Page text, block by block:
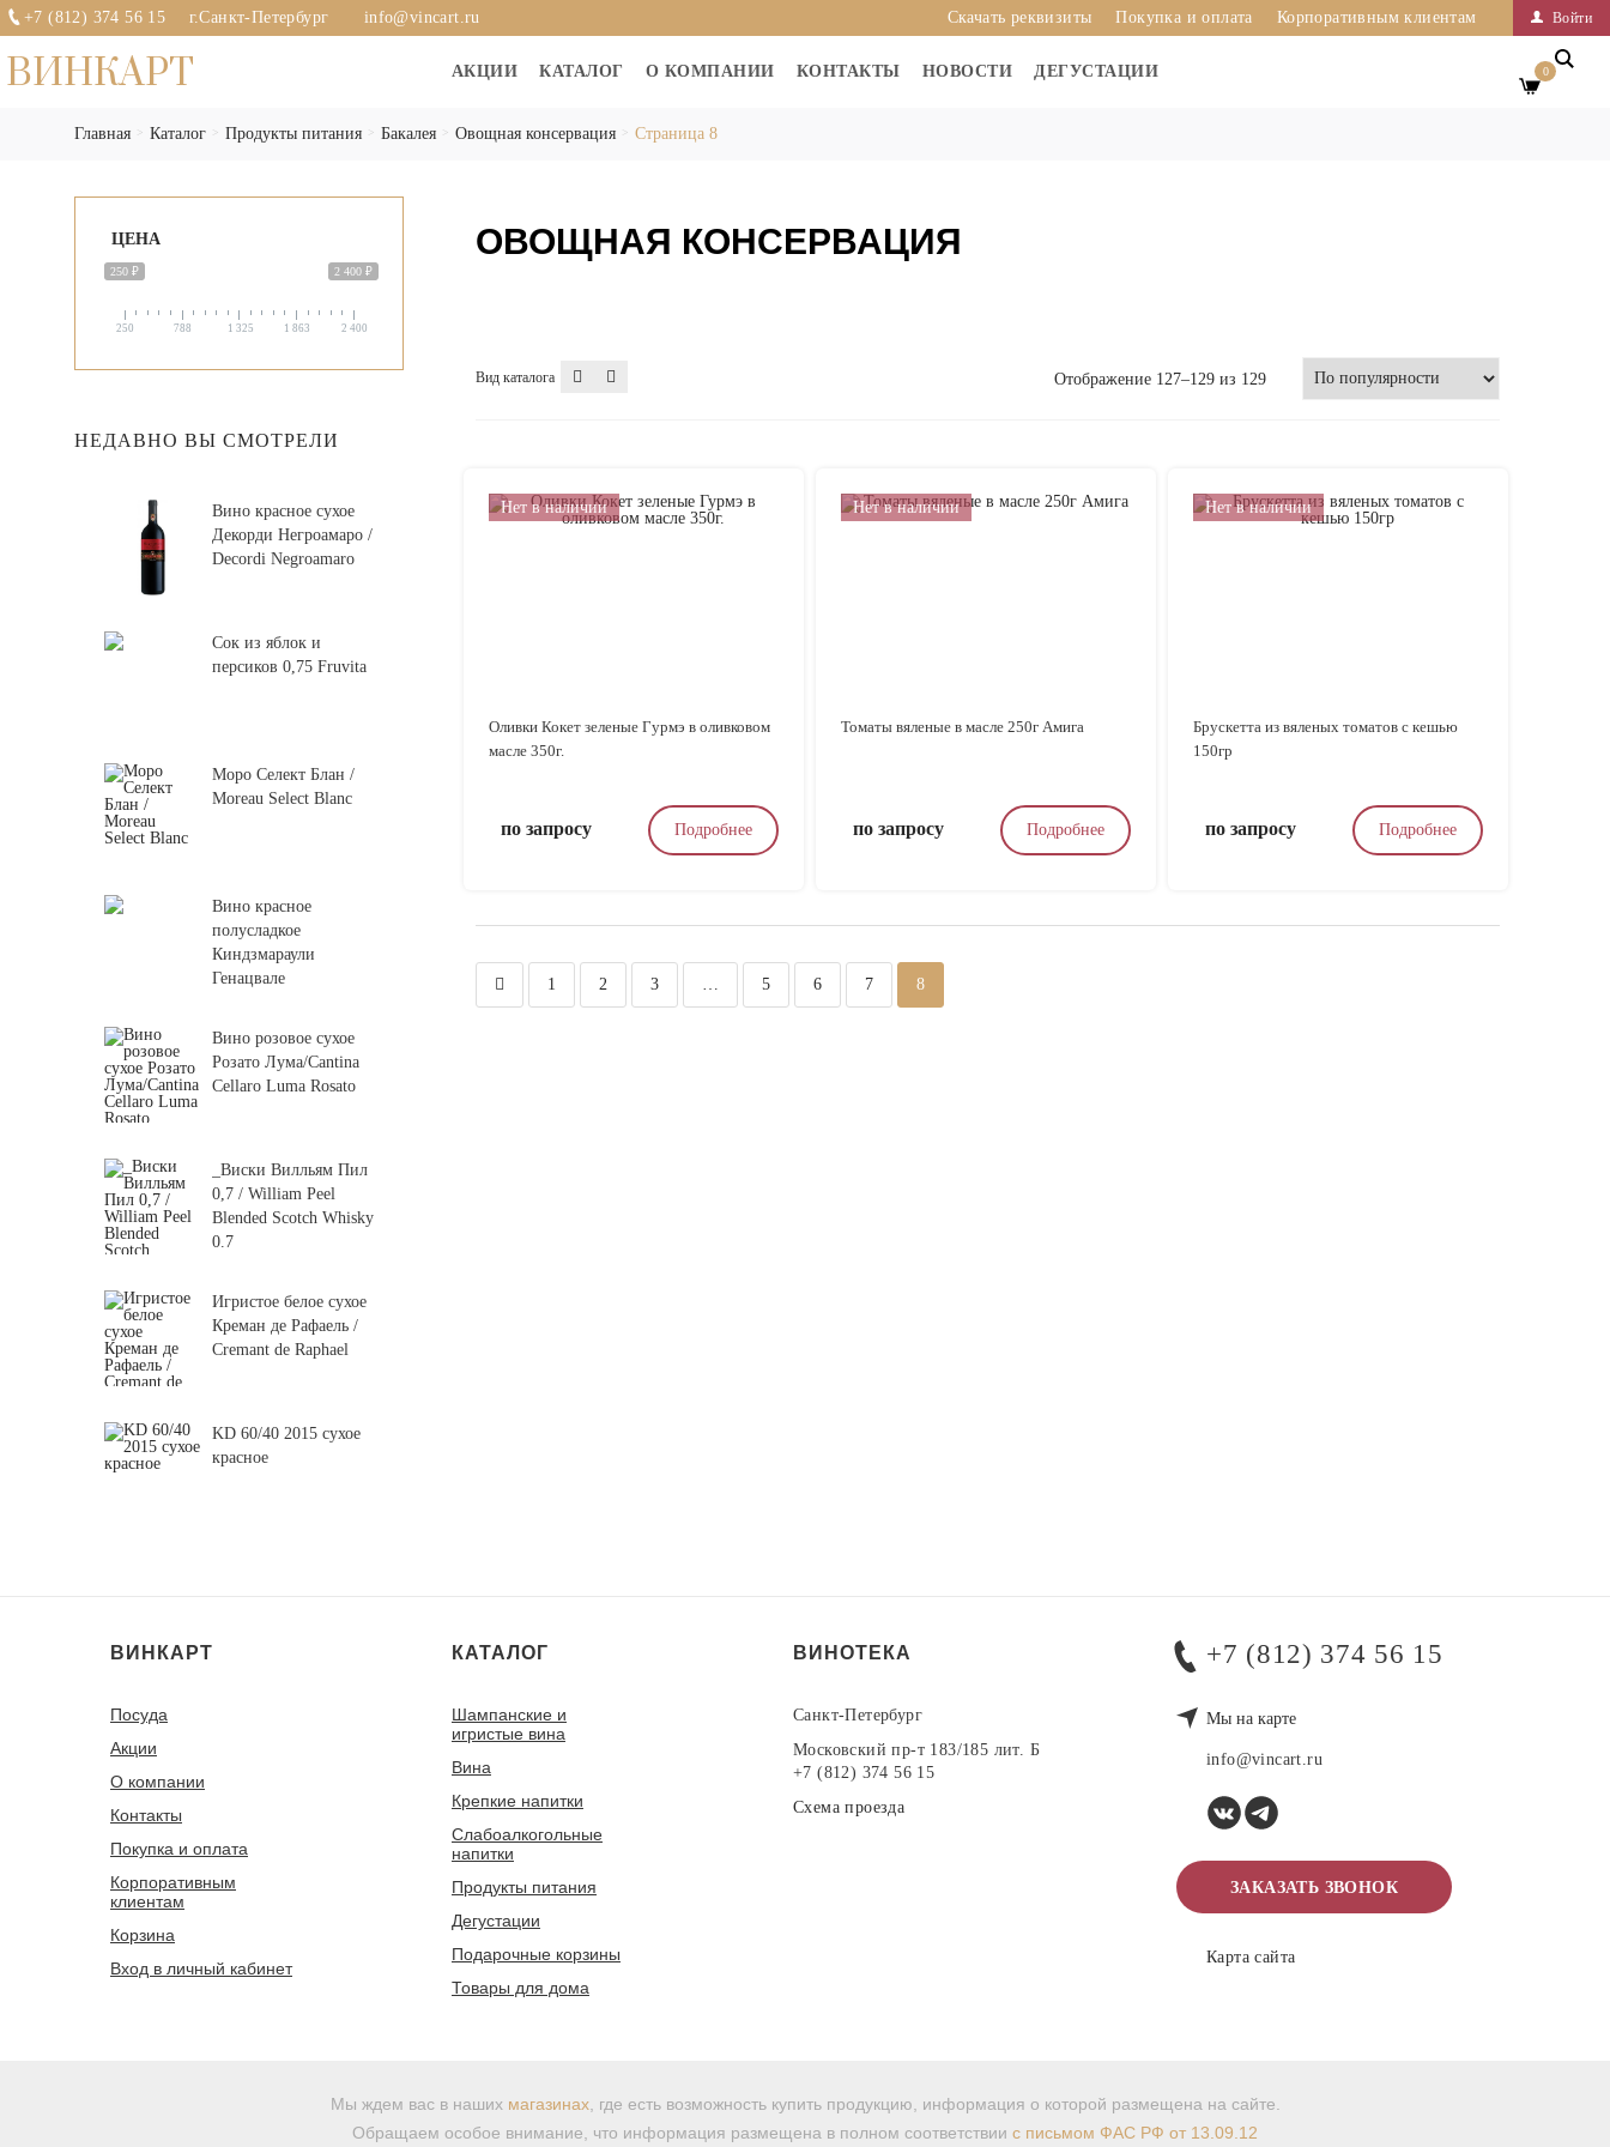
+7 (812) 374 56 15 г.Санкт-Петербург info@vincart.ru Войти
Скачать реквизиты Покупка и оплата Корпоративным клиентам
ВИНКАРТ АКЦИИ КАТАЛОГ О КОМПАНИИ КОНТАКТЫ НОВОСТИ ДЕГУСТАЦИИ 0
Главная Каталог Продукты питания Бакалея Овощная консервация Страница 8
ЦЕНА
250 ₽ 2 400 ₽
250 788 1 325 1 863 2 400
НЕДАВНО ВЫ СМОТРЕЛИ
Вино красное сухое
Декорди Негроамаро /
Decordi Negroamaro
Сок из яблок и
персиков 0,75 Fruvita
Моро Селект Блан /
Moreau Select Blanc
Вино красное
полусладкое
Киндзмараули
Генацвале
Вино розовое сухое
Розато Лума/Cantina
Cellaro Luma Rosato
_Виски Вилльям Пил
0,7 / William Peel
Blended Scotch Whisky
0.7
Игристое белое сухое
Креман де Рафаель /
Cremant de Raphael
KD 60/40 2015 сухое
красное
ОВОЩНАЯ КОНСЕРВАЦИЯ
Вид каталога Отображение 127–129 из 129
Нет в наличии
Оливки Кокет зеленые Гурмэ в оливковом
масле 350г.
по запросу Подробнее
Нет в наличии
Томаты вяленые в масле 250г Амига
по запросу Подробнее
Нет в наличии
Брускетта из вяленых томатов c кешью
150гр
по запросу Подробнее
1 2 3 … 5 6 7 8
ВИНКАРТ
Посуда
Акции
О компании
Контакты
Покупка и оплата
Корпоративным
клиентам
Корзина
Вход в личный кабинет
КАТАЛОГ
Шампанские и
игристые вина
Вина
Крепкие напитки
Слабоалкогольные
напитки
Продукты питания
Дегустации
Подарочные корзины
Товары для дома
ВИНОТЕКА
Санкт-Петербург
Московский пр-т 183/185 лит. Б
+7 (812) 374 56 15
Схема проезда
+7 (812) 374 56 15
Мы на карте
info@vincart.ru
ЗАКАЗАТЬ ЗВОНОК
Карта сайта
Мы ждем вас в наших магазинах, где есть возможность купить продукцию, информация о которой размещена на сайте.
Обращаем особое внимание, что информация размещена в полном соответствии с письмом ФАС РФ от 13.09.12